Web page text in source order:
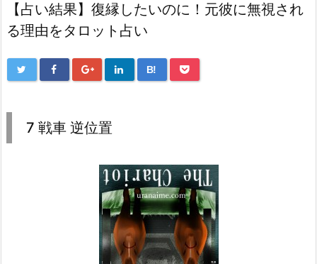
【占い結果】復縁したいのに！元彼に無視され
る理由をタロット占い
B!
7 戦車 逆位置